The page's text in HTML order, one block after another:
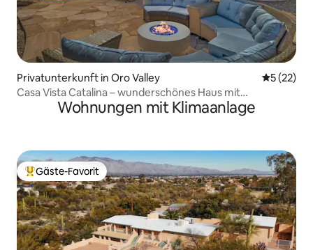
Privatunterkunft in Oro Valley
5 (22)
Casa Vista Catalina – wunderschönes Haus mit
atemberaubender Aussicht
Wohnungen mit Klimaanlage
Beliebter Gäste-Favorit.
Gäste-Favorit